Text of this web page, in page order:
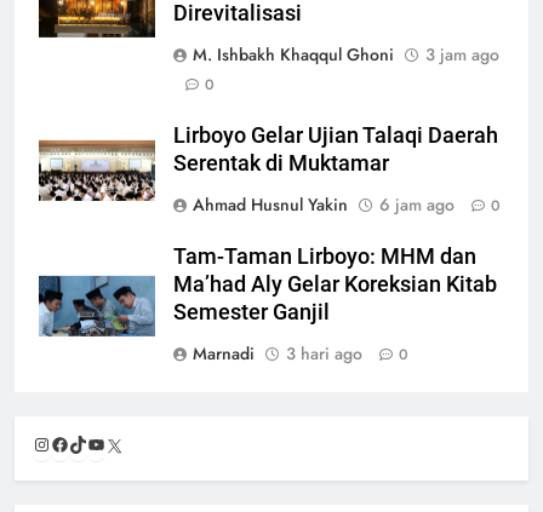
Direvitalisasi
M. Ishbakh Khaqqul Ghoni
3 jam ago
0
Lirboyo Gelar Ujian Talaqi Daerah
Serentak di Muktamar
Ahmad Husnul Yakin
6 jam ago 0
Tam-Taman Lirboyo: MHM dan
Ma’had Aly Gelar Koreksian Kitab
Semester Ganjil
Marnadi
3 hari ago 0
Instagram
Facebook
TikTok
YouTube